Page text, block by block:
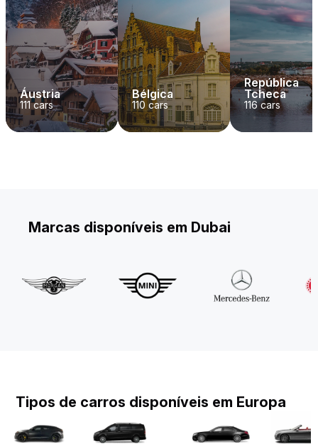
Áustria
111cars
Bélgica
110 cars
República
Tcheca
116cars
Marcas disponíveis em Dubai
Tipos de carros disponíveis em Europa